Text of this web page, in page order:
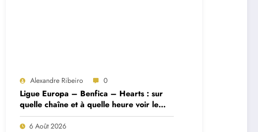
Alexandre Ribeiro 0
Ligue Europa – Benfica – Hearts : sur
quelle chaîne et à quelle heure voir le
match ?
6 Août 2026